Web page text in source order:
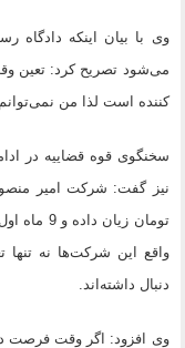
وی با بیان اینکه دادگاه
می‌شود تصریح کرد: تعین
کننده است لذا من
سخنگوی قوه قضاییه در
واقع این شرکت‌ها نه
دنبال داشته‌اند.
وی افزود: اگر وقت فرصت